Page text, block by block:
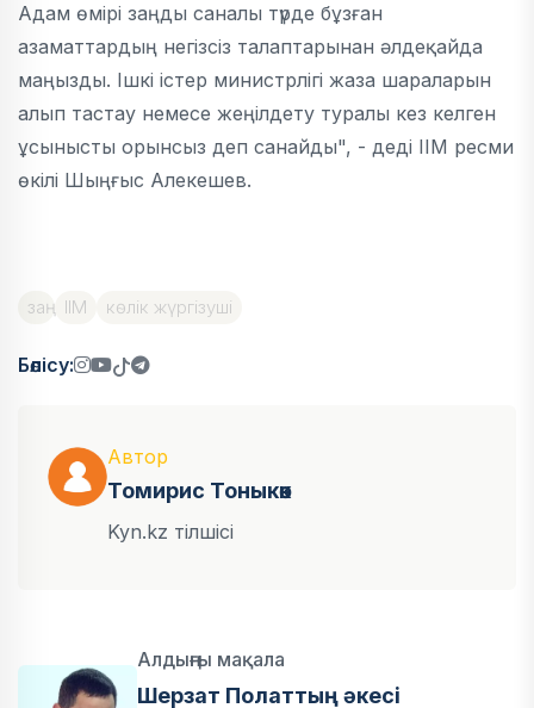
Адам өмірі заңды саналы түрде бұзған
азаматтардың негізсіз талаптарынан әлдеқайда
маңызды. Ішкі істер министрлігі жаза шараларын
алып тастау немесе жеңілдету туралы кез келген
ұсынысты орынсыз деп санайды", - деді ІІМ ресми
өкілі Шыңғыс Алекешев.
заң ІІМ көлік жүргізуші
Бөлісу:
Автор
Томирис Тоныкөк
Kyn.kz тілшісі
Алдыңғы мақала
Шерзат Полаттың әкесі